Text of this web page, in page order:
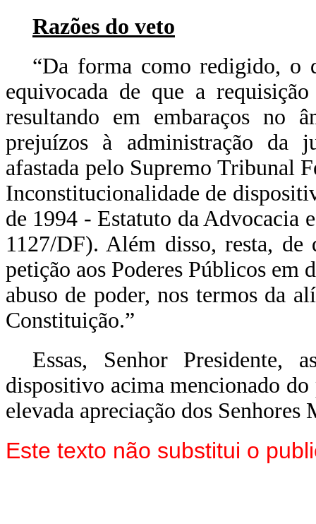
Razões do veto
“Da forma como redigido, o
equivocada de que a
resultando em embaraços no
prejuízos à administração da
afastada pelo Supremo Tribunal
Inconstitucionalidade de
de 1994 - Estatuto da Advocacia
1127/DF). Além disso, resta,
petição aos Poderes Públicos em
abuso de poder, nos termos da
Constituição.”
Essas, Senhor
dispositivo acima mencionado do
elevada apreciação dos
Este texto não substitui o